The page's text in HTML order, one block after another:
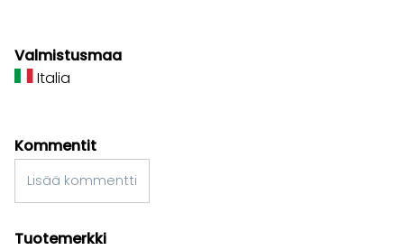
Valmistusmaa
Italia
Kommentit
Lisää kommentti
Tuotemerkki